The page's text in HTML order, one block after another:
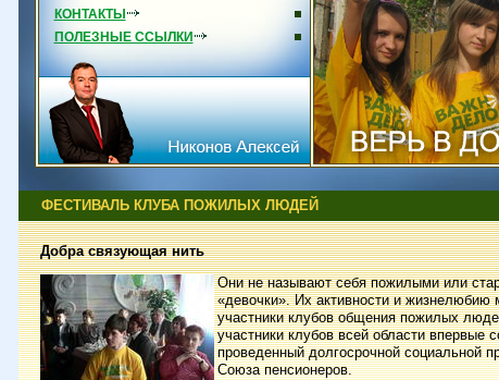
КОНТАКТЫ
ПОЛЕЗНЫЕ ССЫЛКИ
ФЕСТИВАЛЬ КЛУБА ПОЖИЛЫХ ЛЮДЕЙ
Добра связующая нить
Они не называют себя пожилыми или
«девочки». Их активности и
участники клубов общения пожилых
участники клубов всей области впервые
проведенный долгосрочной социальной
Союза пенсионеров.